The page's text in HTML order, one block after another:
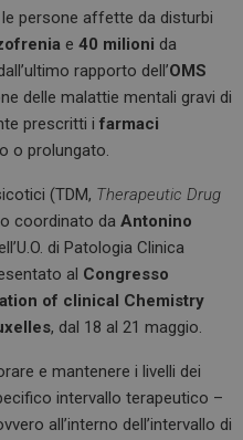
le persone affette da disturbi
e40 milioni da
rapporto dell’OMS
delle malattie mentali gravi di
prescritti ifarmaci
o prolungato.
(TDM, Therapeutic Drug
coordinato daAntonino
di Patologia Clinica
al Congresso
of clinical Chemistry
, dal 18 al 21 maggio.
e mantenere i livelli dei
intervallo terapeutico –
all’interno dell’intervallo di